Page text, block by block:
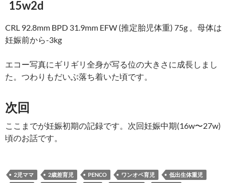
15w2d
CRL 92.8mm BPD 31.9mm EFW (推定胎児体重) 75g 。母体は
妊娠前から-3kg
エコー写真にギリギリ全身が写る位の大きさに成長しまし
た。つわりもだいぶ落ち着いた頃です。
次回
ここまでが妊娠初期の記録です。次回妊娠中期(16w〜27w)
頃のお話です。
2児ママ 2歳差育児 PENCO ワンオペ育児
低出生体重児